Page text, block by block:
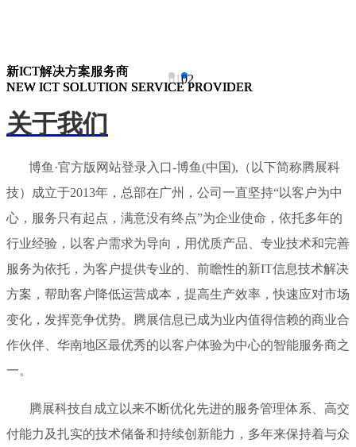
新ICT解决方案服务商
NEW ICT SOLUTION SERVICE PROVIDER
新ICT解决方案服务商
NEW ICT SOLUTION SERVICE PROVIDER
新ICT解决方案服务商
NEW ICT SOLUTION SERVICE PROVIDER
0102
关于我们
博鱼·官方版网站登录入口-博鱼(中国),（以下简称腾展科
技）成立于2013年，总部在广州，公司一直坚持“以客户为中
心，服务只有起点，满意没有终点”为企业使命，依托多年的
行业经验，以客户需求为导向，用优质产品、专业技术和完善
服务为依托，为客户提供专业的、前瞻性的新IT信息技术解决
方案，帮助客户降低运营成本，提高生产效率，快速应对市场
变化，发挥竞争优势。腾展信息已成为业内值得信赖的商业合
作伙伴、华南地区最优秀的以客户体验为中心的智能服务商之
一。
腾展科技自成立以来不断优化先进的服务管理体系、高交
付能力及扎实的技术储备和持续创新能力，多年来保持着与众